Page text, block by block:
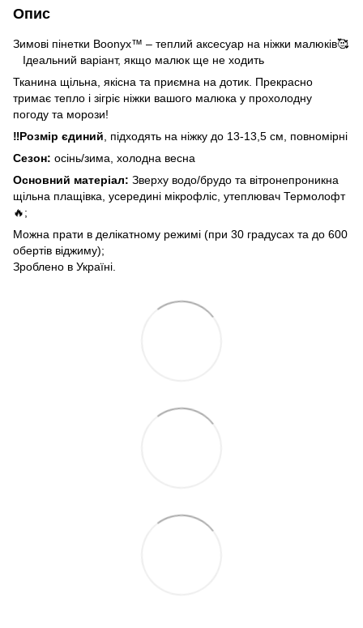
Опис
Зимові пінетки Boonyx™ – теплий аксесуар на ніжки малюків🥰
Ідеальний варіант, якщо малюк ще не ходить
Тканина щільна, якісна та приємна на дотик. Прекрасно
тримає тепло і зігріє ніжки вашого малюка у прохолодну
погоду та морози!
‼️Розмір єдиний , підходять на ніжку до 13-13,5 см, повномірні
Сезон: осінь/зима, холодна весна
Основний матеріал: Зверху водо/брудо та вітронепроникна
щільна плащівка, усередині мікрофліс, утеплювач Термолофт
🔥;
Можна прати в делікатному режимі (при 30 градусах та до 600
обертів віджиму);
Зроблено в Україні.